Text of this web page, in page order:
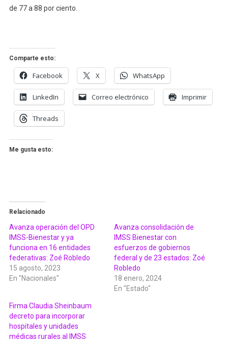
de 77 a 88 por ciento.
Comparte esto:
Facebook X WhatsApp
LinkedIn Correo electrónico Imprimir
Threads
Me gusta esto:
Relacionado
Avanza operación del OPD
IMSS-Bienestar y ya
funciona en 16 entidades
federativas: Zoé Robledo
15 agosto, 2023
En "Nacionales"
Avanza consolidación de
IMSS Bienestar con
esfuerzos de gobiernos
federal y de 23 estados: Zoé
Robledo
18 enero, 2024
En "Estado"
Firma Claudia Sheinbaum
decreto para incorporar
hospitales y unidades
médicas rurales al IMSS